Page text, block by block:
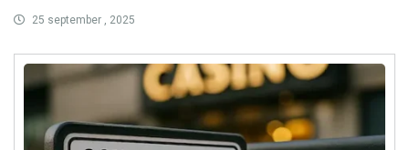
25 september , 2025